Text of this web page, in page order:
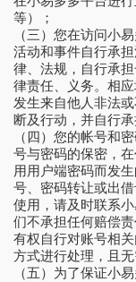
等）；
（三）您在访问小
活动和事件自行承
律、法规，自行承
律责任、义务。相
发生来自他人非法
断及行动，并自行承
（四）您的帐号和
号与密码的保密，
用用户端密码而发
号、密码转让或出
使用，请及时联系
们不承担任何赔偿
有权自行对账号相
方式进行处理，且
（五）为了保证小